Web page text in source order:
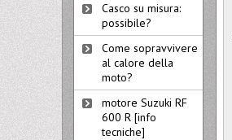
Casco su misura:
possibile?
Come sopravvivere
al calore della
moto?
motore Suzuki RF
600 R [info
tecniche]